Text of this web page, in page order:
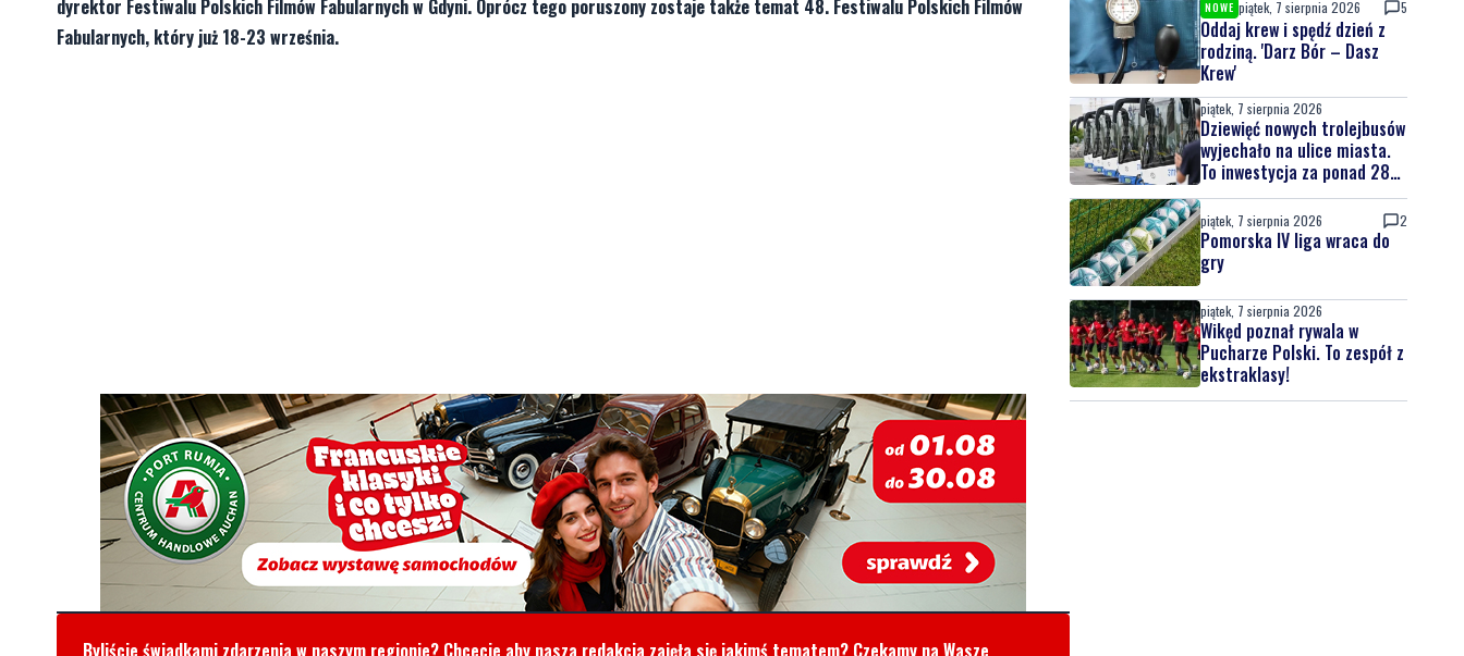
dyrektor Festiwalu Polskich Filmów Fabularnych w Gdyni. Oprócz tego poruszony zostaje także temat 48. Festiwalu Polskich Filmów
Fabularnych, który już 18-23 września.
NOWE piątek, 7 sierpnia 2026 5
Oddaj krew i spędź dzień z
rodziną. 'Darz Bór – Dasz
Krew'
piątek, 7 sierpnia 2026
Dziewięć nowych trolejbusów
wyjechało na ulice miasta.
To inwestycja za ponad 28
mln zł
piątek, 7 sierpnia 2026 2
Pomorska IV liga wraca do
gry
piątek, 7 sierpnia 2026
Wikęd poznał rywala w
Pucharze Polski. To zespół z
ekstraklasy!